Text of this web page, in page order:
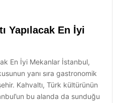
Yapılacak En İyi
En İyi Mekanlar İstanbul,
yanı sıra gastronomik
Kahvaltı, Türk kültürünün
bu alanda da sunduğu